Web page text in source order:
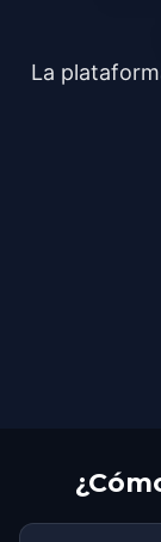
La